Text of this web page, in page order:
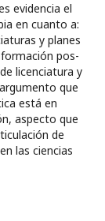
evidencia el
en cuanto a:
y planes
pos-
licenciatura y
que
está en
aspecto que
de
las ciencias